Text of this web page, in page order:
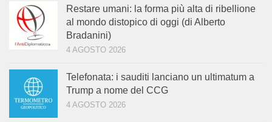
Restare umani: la forma più alta di ribellione
al mondo distopico di oggi (di Alberto
Bradanini)
4 AGOSTO 2026
Telefonata: i sauditi lanciano un ultimatum a
Trump a nome del CCG
4 AGOSTO 2026